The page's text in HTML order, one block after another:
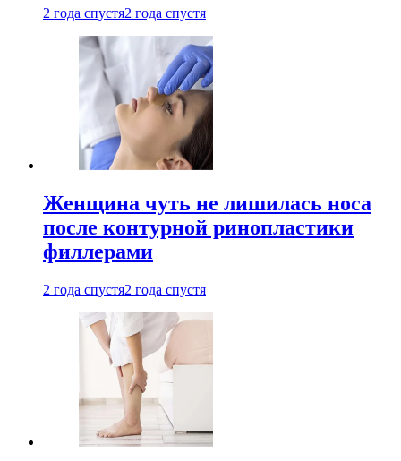
2 года спустя2 года спустя
Женщина чуть не лишилась носа
после контурной ринопластики
филлерами
2 года спустя2 года спустя